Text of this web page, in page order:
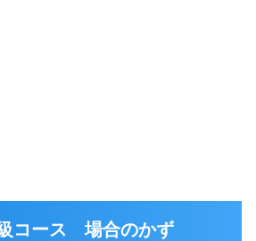
ース 場合のかず